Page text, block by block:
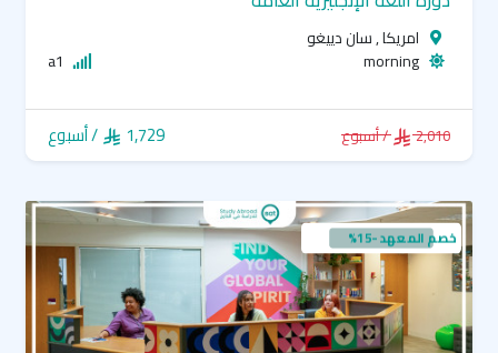
امريكا , سان دييغو
2,010 / أسبوع 1,729 / أسبوع
خصم المعهد -15%